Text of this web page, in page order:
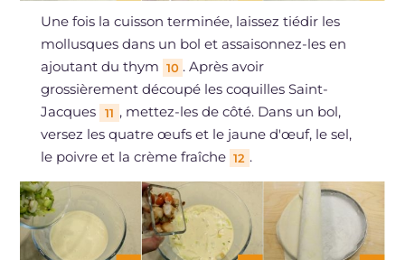
Une fois la cuisson terminée, laissez tiédir les
mollusques dans un bol et assaisonnez-les en
ajoutant du thym 10 . Après avoir
grossièrement découpé les coquilles Saint-
Jacques
11 , mettez-les de côté. Dans un bol,
versez les quatre œufs et le jaune d'œuf, le sel,
le poivre et la crème fraîche 12 .